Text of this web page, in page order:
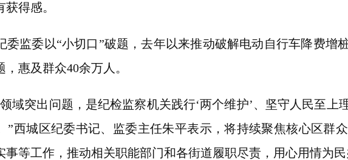
得感。
委以“小切口”破题，去年以来推动破解电动自行车降费增
惠及群众40余万人。
突出问题，是纪检监察机关践行‘两个维护’、坚守人民至上
”西城区纪委书记、监委主任朱平表示，将持续聚焦核心区群
事等工作，推动相关职能部门和各街道履职尽责，用心用情为民